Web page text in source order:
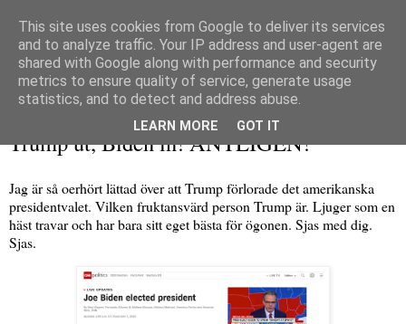
Trump ut, Biden in! ÄNTLIGEN!
Jag är så oerhört lättad över att Trump förlorade det amerikanska
presidentvalet. Vilken fruktansvärd person Trump är. Ljuger som en
häst travar och har bara sitt eget bästa för ögonen. Sjas med dig.
Sjas.
This site uses cookies from Google to deliver its services
and to analyze traffic. Your IP address and user-agent are
shared with Google along with performance and security
metrics to ensure quality of service, generate usage
statistics, and to detect and address abuse.
LEARN MORE GOT IT